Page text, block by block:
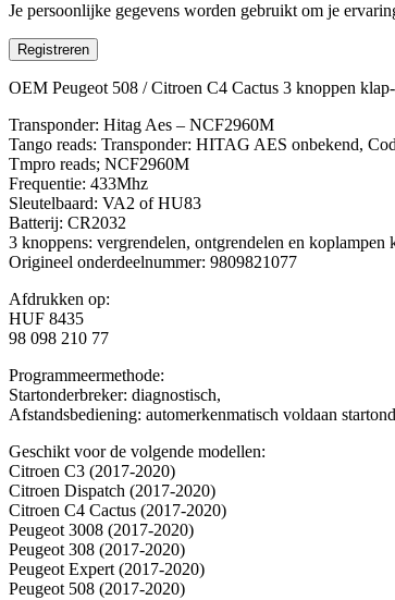
Je persoonlijke gegevens worden gebruikt om je
Registreren
OEM Peugeot 508 / Citroen C4 Cactus 3 knoppen
Transponder: Hitag Aes – NCF2960M
Tango reads: Transponder: HITAG AES onbekend,
Tmpro reads; NCF2960M
Frequentie: 433Mhz
Sleutelbaard: VA2 of HU83
Batterij: CR2032
3 knoppens: vergrendelen, ontgrendelen en koplampen
Origineel onderdeelnummer: 9809821077
Afdrukken op:
HUF 8435
98 098 210 77
Programmeermethode:
Startonderbreker: diagnostisch,
Afstandsbediening: automerkenmatisch voldaan
Geschikt voor de volgende modellen:
Citroen C3 (2017-2020)
Citroen Dispatch (2017-2020)
Citroen C4 Cactus (2017-2020)
Peugeot 3008 (2017-2020)
Peugeot 308 (2017-2020)
Peugeot Expert (2017-2020)
Peugeot 508 (2017-2020)